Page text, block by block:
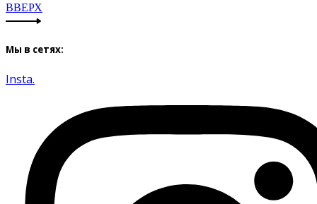
ВВЕРХ
Мы в сетях:
Insta.